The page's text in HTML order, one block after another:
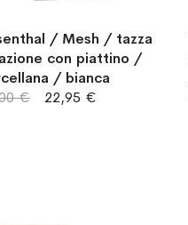
/ Mesh / tazza
con piattino /
/ bianca
22,95 €
€